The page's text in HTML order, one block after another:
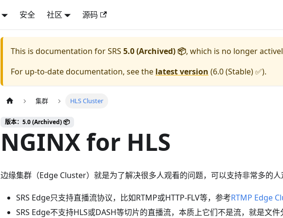
安全 社区 源码
This is documentation forSRS 5.0 (Archived) 📦, which is no longer
For up-to-date documentation, see the latest version (6.0 (Stable) ✅).
集群 HLS Cluster
版本：5.0 (Archived) 📦
NGINX for HLS
边缘集群（Edge Cluster）就是为了解决很多人观看的问题，可以支持非常多的
SRS Edge只支持直播流协议，比如RTMP或HTTP-FLV等，参考RTMP Edge
SRS Edge不支持HLS或DASH等切片的直播流，本质上它们不是流，就是文件